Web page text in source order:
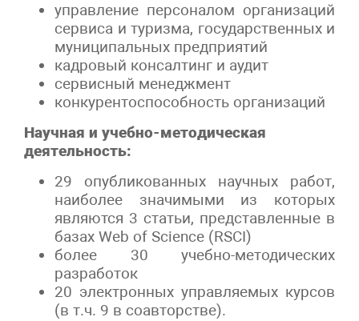
управление персоналом организаций
сервиса и туризма, государственных и
муниципальных предприятий
кадровый консалтинг и аудит
сервисный менеджмент
конкурентоспособность организаций
Научная и учебно-методическая
деятельность:
29 опубликованных научных работ,
наиболее значимыми из которых
являются 3 статьи, представленные в
базах Web of Science (RSCI)
более 30 учебно-методических
разработок
20 электронных управляемых курсов
(в т.ч. 9 в соавторстве).